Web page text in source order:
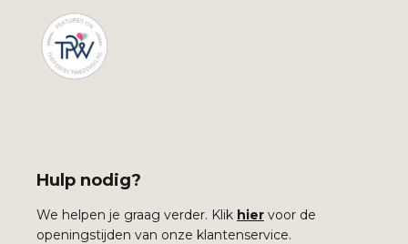
Hulp nodig?
We helpen je graag verder. Klik hier voor de
openingstijden van onze klantenservice.